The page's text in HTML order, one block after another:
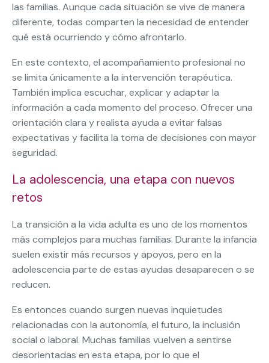
las familias. Aunque cada situación se vive de manera
diferente, todas comparten la necesidad de entender
qué está ocurriendo y cómo afrontarlo.
En este contexto, el acompañamiento profesional no
se limita únicamente a la intervención terapéutica.
También implica escuchar, explicar y adaptar la
información a cada momento del proceso. Ofrecer una
orientación clara y realista ayuda a evitar falsas
expectativas y facilita la toma de decisiones con mayor
seguridad.
La adolescencia, una etapa con nuevos
retos
La transición a la vida adulta es uno de los momentos
más complejos para muchas familias. Durante la infancia
suelen existir más recursos y apoyos, pero en la
adolescencia parte de estas ayudas desaparecen o se
reducen.
Es entonces cuando surgen nuevas inquietudes
relacionadas con la autonomía, el futuro, la inclusión
social o laboral. Muchas familias vuelven a sentirse
desorientadas en esta etapa, por lo que el